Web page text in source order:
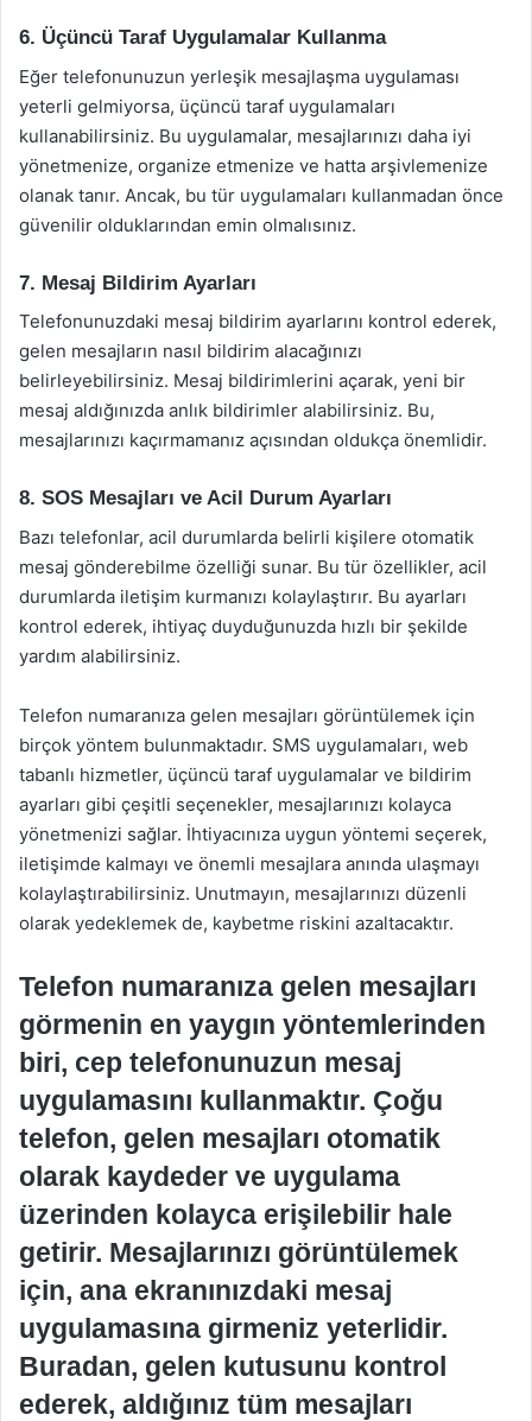
6. Üçüncü Taraf Uygulamalar Kullanma
Eğer telefonunuzun yerleşik mesajlaşma uygulaması
yeterli gelmiyorsa, üçüncü taraf uygulamaları
kullanabilirsiniz. Bu uygulamalar, mesajlarınızı daha iyi
yönetmenize, organize etmenize ve hatta arşivlemenize
olanak tanır. Ancak, bu tür uygulamaları kullanmadan önce
güvenilir olduklarından emin olmalısınız.
7. Mesaj Bildirim Ayarları
Telefonunuzdaki mesaj bildirim ayarlarını kontrol ederek,
gelen mesajların nasıl bildirim alacağınızı
belirleyebilirsiniz. Mesaj bildirimlerini açarak, yeni bir
mesaj aldığınızda anlık bildirimler alabilirsiniz. Bu,
mesajlarınızı kaçırmamanız açısından oldukça önemlidir.
8. SOS Mesajları ve Acil Durum Ayarları
Bazı telefonlar, acil durumlarda belirli kişilere otomatik
mesaj gönderebilme özelliği sunar. Bu tür özellikler, acil
durumlarda iletişim kurmanızı kolaylaştırır. Bu ayarları
kontrol ederek, ihtiyaç duyduğunuzda hızlı bir şekilde
yardım alabilirsiniz.
Telefon numaranıza gelen mesajları görüntülemek için
birçok yöntem bulunmaktadır. SMS uygulamaları, web
tabanlı hizmetler, üçüncü taraf uygulamalar ve bildirim
ayarları gibi çeşitli seçenekler, mesajlarınızı kolayca
yönetmenizi sağlar. İhtiyacınıza uygun yöntemi seçerek,
iletişimde kalmayı ve önemli mesajlara anında ulaşmayı
kolaylaştırabilirsiniz. Unutmayın, mesajlarınızı düzenli
olarak yedeklemek de, kaybetme riskini azaltacaktır.
Telefon numaranıza gelen mesajları
görmenin en yaygın yöntemlerinden
biri, cep telefonunuzun mesaj
uygulamasını kullanmaktır. Çoğu
telefon, gelen mesajları otomatik
olarak kaydeder ve uygulama
üzerinden kolayca erişilebilir hale
getirir. Mesajlarınızı görüntülemek
için, ana ekranınızdaki mesaj
uygulamasına girmeniz yeterlidir.
Buradan, gelen kutusunu kontrol
ederek, aldığınız tüm mesajları